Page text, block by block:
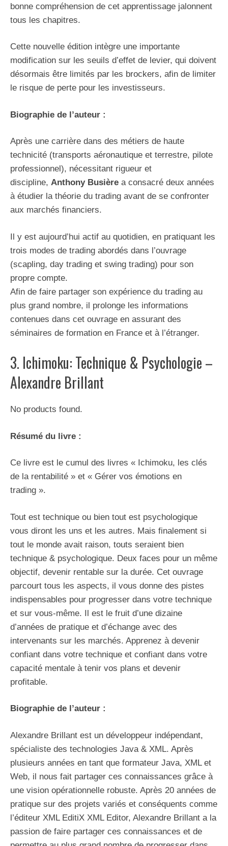
bonne compréhension de cet apprentissage jalonnent
tous les chapitres.
Cette nouvelle édition intègre une importante
modification sur les seuils d’effet de levier, qui doivent
désormais être limités par les brockers, afin de limiter
le risque de perte pour les investisseurs.
Biographie de l’auteur :
Après une carrière dans des métiers de haute
technicité (transports aéronautique et terrestre, pilote
professionnel), nécessitant rigueur et
discipline, Anthony Busière a consacré deux années
à étudier la théorie du trading avant de se confronter
aux marchés financiers.
Il y est aujourd’hui actif au quotidien, en pratiquant les
trois modes de trading abordés dans l’ouvrage
(scapling, day trading et swing trading) pour son
propre compte.
Afin de faire partager son expérience du trading au
plus grand nombre, il prolonge les informations
contenues dans cet ouvrage en assurant des
séminaires de formation en France et à l’étranger.
3. Ichimoku: Technique & Psychologie –
Alexandre Brillant
No products found.
Résumé du livre :
Ce livre est le cumul des livres « Ichimoku, les clés
de la rentabilité » et « Gérer vos émotions en
trading ».
Tout est technique ou bien tout est psychologique
vous diront les uns et les autres. Mais finalement si
tout le monde avait raison, touts seraient bien
technique & psychologique. Deux faces pour un même
objectif, devenir rentable sur la durée. Cet ouvrage
parcourt tous les aspects, il vous donne des pistes
indispensables pour progresser dans votre technique
et sur vous-même. Il est le fruit d’une dizaine
d’années de pratique et d’échange avec des
intervenants sur les marchés. Apprenez à devenir
confiant dans votre technique et confiant dans votre
capacité mentale à tenir vos plans et devenir
profitable.
Biographie de l’auteur :
Alexandre Brillant est un développeur indépendant,
spécialiste des technologies Java & XML. Après
plusieurs années en tant que formateur Java, XML et
Web, il nous fait partager ces connaissances grâce à
une vision opérationnelle robuste. Après 20 années de
pratique sur des projets variés et conséquents comme
l’éditeur XML EditiX XML Editor, Alexandre Brillant a la
passion de faire partager ces connaissances et de